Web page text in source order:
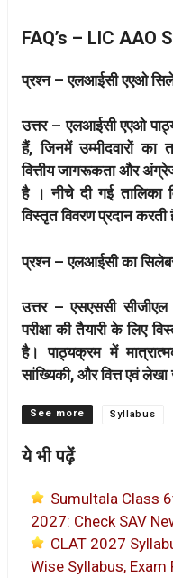
FAQ’s – LIC AAO
प्रश्न – एलआईसी एएओ
उत्तर – एलआईसी एएओ
हैं, जिनमें उम्मीदवारों का
वित्तीय जागरूकता और
है। नीचे दी गई तालिका
विस्तृत विवरण प्रदान करती
प्रश्न – एलआईसी का
उत्तर – एसएससी सीजीएल
परीक्षा की तैयारी के लिए
है। पाठ्यक्रम में
सांख्यिकी, और वित्त एवं लेखा
Categories Syllabus
ये भी पढ़ें
Sumultala Class
2027: Check SAV
CLAT 2027
Wise Syllabus,